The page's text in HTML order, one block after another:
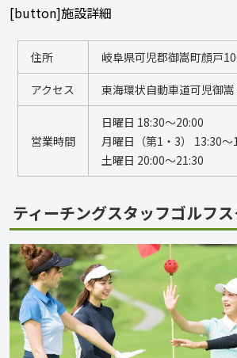
[button]施設詳細
住所 岐阜県可児郡御嵩町顔戸
アクセス 東海環状自動車道可児御
営業時間
日曜日 18:30～20:00
月曜日（第1・3） 13:30～
土曜日 20:00～21:30
ティーチングスタッフゴルフ